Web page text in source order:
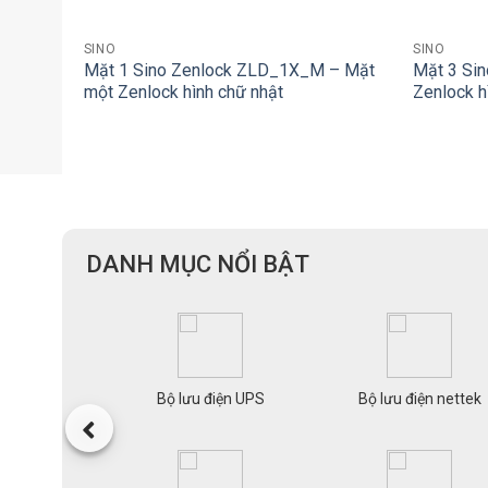
SINO
Mặt 1 Sino Zenlock ZLD_1X_M – Mặt
một Zenlock hình chữ nhật
SINO
Mặt 3
Zenlock
DANH MỤC NỔI BẬT
Bộ lưu điện UPS Bộ lưu điện nettek